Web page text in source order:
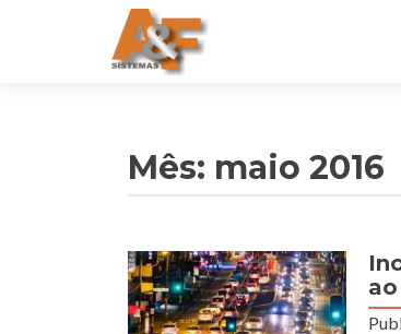
Mês: maio 2016